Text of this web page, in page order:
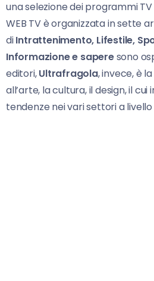
una selezione dei programmi TV
WEB TV è organizzata in sette
diIntrattenimento, Lifestile,
Informazione e saperesono
editori,Ultrafragola, invece, è
all’arte, la cultura, il design, il
tendenze nei vari settori a